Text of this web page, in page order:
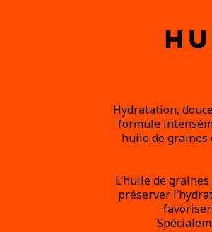
Hydratation,
formule
huile de
L’huile de
préserver